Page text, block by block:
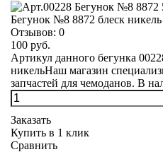
Бегунок №8 8872 блеск никель
Отзывов: 0
100 руб.
Артикул данного бегунка
никельНаш магазин
запчастей для чемоданов. В
Заказать
Купить в 1 клик
Сравнить